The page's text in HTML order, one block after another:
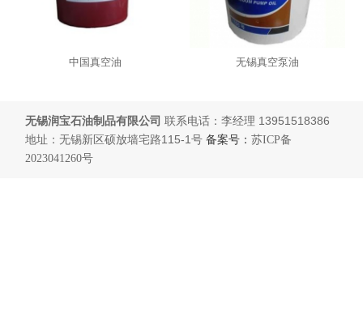
中国真空油 无锡真空泵油
无锡润宝石油制品有限公司 联系电话：李经理 13951518386
地址：无锡新区硕放墙宅路115-1号备案号：苏ICP备
2023041260号